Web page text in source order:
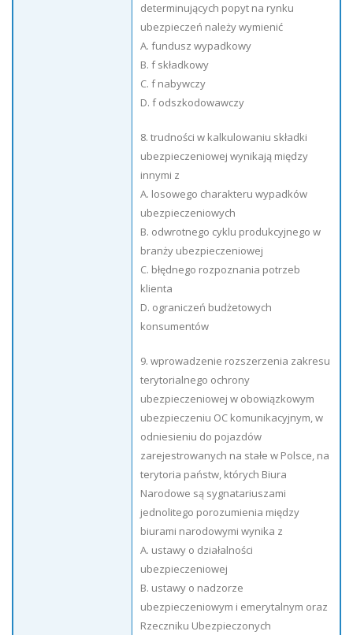
determinujących popyt na rynku
ubezpieczeń należy wymienić
A. fundusz wypadkowy
B. f składkowy
C. f nabywczy
D. f odszkodowawczy
8. trudności w kalkulowaniu składki
ubezpieczeniowej wynikają między
innymi z
A. losowego charakteru wypadków
ubezpieczeniowych
B. odwrotnego cyklu produkcyjnego w
branży ubezpieczeniowej
C. błędnego rozpoznania potrzeb
klienta
D. ograniczeń budżetowych
konsumentów
9. wprowadzenie rozszerzenia zakresu
terytorialnego ochrony
ubezpieczeniowej w obowiązkowym
ubezpieczeniu OC komunikacyjnym, w
odniesieniu do pojazdów
zarejestrowanych na stałe w Polsce, na
terytoria państw, których Biura
Narodowe są sygnatariuszami
jednolitego porozumienia między
biurami narodowymi wynika z
A. ustawy o działalności
ubezpieczeniowej
B. ustawy o nadzorze
ubezpieczeniowym i emerytalnym oraz
Rzeczniku Ubezpieczonych